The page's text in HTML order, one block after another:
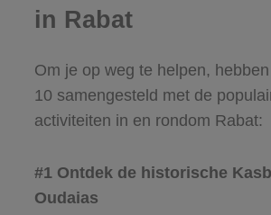
in Rabat
Om je op weg te helpen,
10 samengesteld met de
activiteiten in en rondom Rabat:
#1 Ontdek de historische
Oudaias